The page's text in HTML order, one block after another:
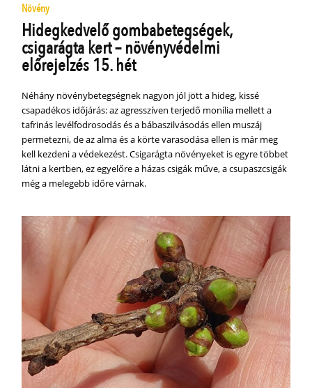
Növény
Hidegkedvelő gombabetegségek,
csigarágta kert – növényvédelmi
előrejelzés 15. hét
Néhány növénybetegségnek nagyon jól jött a hideg, kissé
csapadékos időjárás: az agresszíven terjedő monília mellett a
tafrinás levélfodrosodás és a bábaszilvásodás ellen muszáj
permetezni, de az alma és a körte varasodása ellen is már meg
kell kezdeni a védekezést. Csigarágta növényeket is egyre többet
látni a kertben, ez egyelőre a házas csigák műve, a csupaszcsigák
még a melegebb időre várnak.